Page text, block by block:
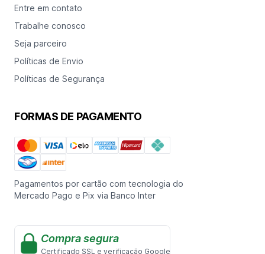
Entre em contato
Trabalhe conosco
Seja parceiro
Políticas de Envio
Políticas de Segurança
FORMAS DE PAGAMENTO
Pagamentos por cartão com tecnologia do
Mercado Pago e Pix via Banco Inter
Compra segura
Certificado SSL e verificação Google